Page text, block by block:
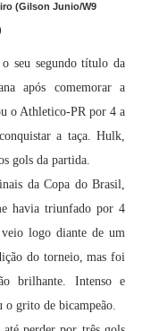
(Gilson Junio/W9
seu segundo título da
após comemorar a
o Athletico-PR por 4 a
a taça. Hulk,
gols da partida.
da Copa do Brasil,
havia triunfado por 4
logo diante de um
do torneio, mas foi
brilhante. Intenso e
o grito de bicampeão.